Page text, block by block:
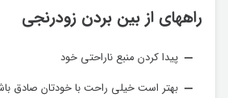
راههای از بین بردن زودرنجی
پیدا کردن منبع ناراحتی خود
بهتر است خیلی راحت با خودتان صادق